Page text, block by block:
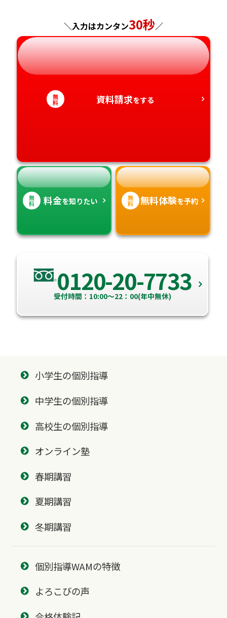
神奈川県
長野県
岐阜県
愛知県
兵庫県
奈良県
広島県
山口県
香川県
高知県
長崎県
熊本県
沖縄県
＼入力はカンタン30秒／
無
料 資料請求をする
無
料 料金を知りたい 無
料 無料体験を予約
0120-20-7733
受付時間：10:00～22：00(年中無休)
小学生の個別指導
中学生の個別指導
高校生の個別指導
オンライン塾
春期講習
夏期講習
冬期講習
個別指導WAMの特徴
よろこびの声